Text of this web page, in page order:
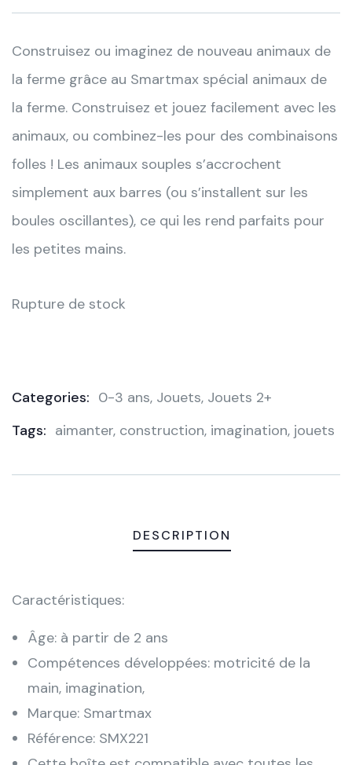
Construisez ou imaginez de nouveau animaux de
la ferme grâce au Smartmax spécial animaux de
la ferme. Construisez et jouez facilement avec les
animaux, ou combinez-les pour des combinaisons
folles ! Les animaux souples s’accrochent
simplement aux barres (ou s’installent sur les
boules oscillantes), ce qui les rend parfaits pour
les petites mains.
Rupture de stock
Categories: 0-3 ans, Jouets, Jouets 2+
Tags: aimanter, construction, imagination, jouets
DESCRIPTION
Caractéristiques:
Âge: à partir de 2 ans
Compétences développées: motricité de la
main, imagination,
Marque: Smartmax
Référence: SMX221